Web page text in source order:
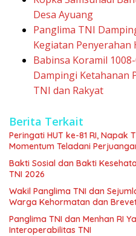
Desa Ayuang
Panglima TNI
Kegiatan Penyerahan
Babinsa Koramil
Dampingi Ketahanan
TNI dan Rakyat
Berita Terkait
Peringati HUT ke-81 RI, Napak
Momentum Teladani
Bakti Sosial dan Bakti
TNI 2026
Wakil Panglima TNI dan
Warga Kehormatan dan
Panglima TNI dan Menhan RI Yakinkan Kesiapan
Interoperabilitas TNI